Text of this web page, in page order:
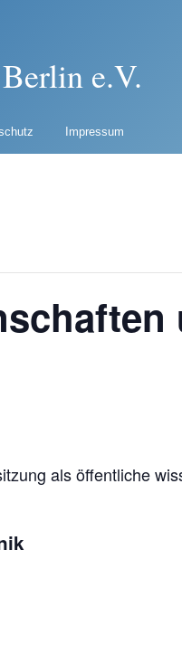
e.V.
Impressum
als öffentliche